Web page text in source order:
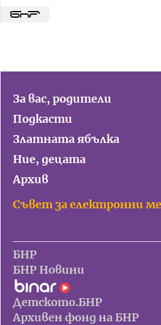
За вас, родители
Подкасти
Златната ябълка
Ние, децата
Архив
Съвет за електронни
БНР
БНР Новини
Детското.БНР
Архивен фонд на БНР